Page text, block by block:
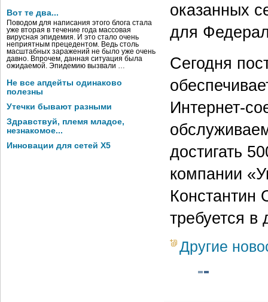
Вот те два...
Поводом для написания этого блога стала
уже вторая в течение года массовая
вирусная эпидемия. И это стало очень
неприятным прецедентом. Ведь столь
масштабных заражений не было уже очень
давно. Впрочем, данная ситуация была
ожидаемой. Эпидемию вызвали …
Не все апдейты одинаково
полезны
Утечки бывают разными
Здравствуй, племя младое,
незнакомое...
Инновации для сетей X5
оказанных
для
Сегодня
Интернет-
достигать
компании
Константин
требуется
Другие